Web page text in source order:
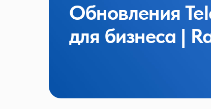
Обновления
для бизнеса |